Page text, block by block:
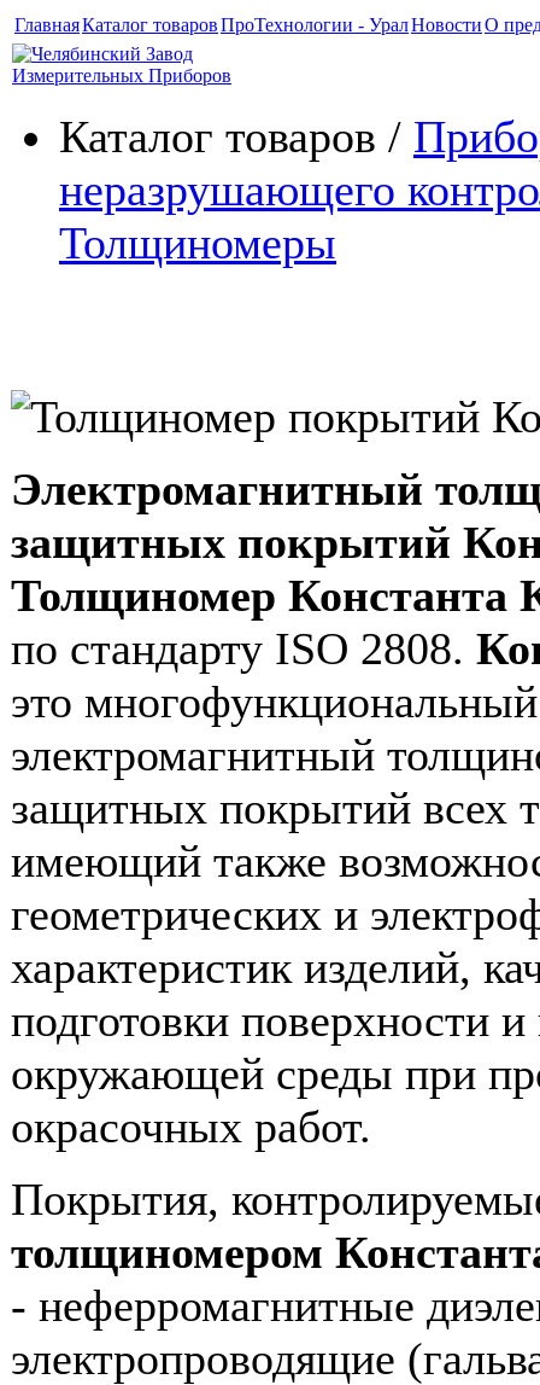
ГлавнаяКаталог товаровПроТехнологии - УралНовостиО
Каталог товаров /
неразрушающего
Толщиномеры
Электромагнитный
защитных покрытий
Толщиномер Константа
по стандарту ISO 2808.
это многофункциональный
электромагнитный
защитных покрытий всех
имеющий также
геометрических и
характеристик изделий,
подготовки поверхности
окружающей среды при
окрасочных работ.
Покрытия,
толщиномером
- неферромагнитные
электропроводящие